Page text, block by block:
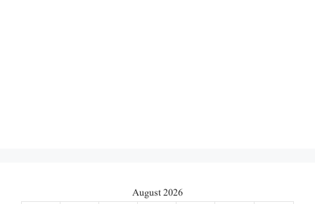
August 2026